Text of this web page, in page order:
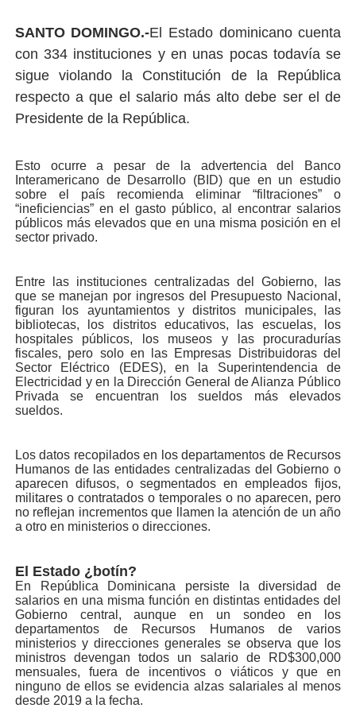
SANTO DOMINGO.-El Estado dominicano cuenta
con 334 instituciones y en unas pocas todavía se
sigue violando la Constitución de la República
respecto a que el salario más alto debe ser el de
Presidente de la República.
Esto ocurre a pesar de la advertencia del Banco
Interamericano de Desarrollo (BID) que en un estudio
sobre el país recomienda eliminar “filtraciones” o
“ineficiencias” en el gasto público, al encontrar salarios
públicos más elevados que en una misma posición en el
sector privado.
Entre las instituciones centralizadas del Gobierno, las
que se manejan por ingresos del Presupuesto Nacional,
figuran los ayuntamientos y distritos municipales, las
bibliotecas, los distritos educativos, las escuelas, los
hospitales públicos, los museos y las procuradurías
fiscales, pero solo en las Empresas Distribuidoras del
Sector Eléctrico (EDES), en la Superintendencia de
Electricidad y en la Dirección General de Alianza Público
Privada se encuentran los sueldos más elevados
sueldos.
Los datos recopilados en los departamentos de Recursos
Humanos de las entidades centralizadas del Gobierno o
aparecen difusos, o segmentados en empleados fijos,
militares o contratados o temporales o no aparecen, pero
no reflejan incrementos que llamen la atención de un año
a otro en ministerios o direcciones.
El Estado ¿botín?
En República Dominicana persiste la diversidad de
salarios en una misma función en distintas entidades del
Gobierno central, aunque en un sondeo en los
departamentos de Recursos Humanos de varios
ministerios y direcciones generales se observa que los
ministros devengan todos un salario de RD$300,000
mensuales, fuera de incentivos o viáticos y que en
ninguno de ellos se evidencia alzas salariales al menos
desde 2019 a la fecha.